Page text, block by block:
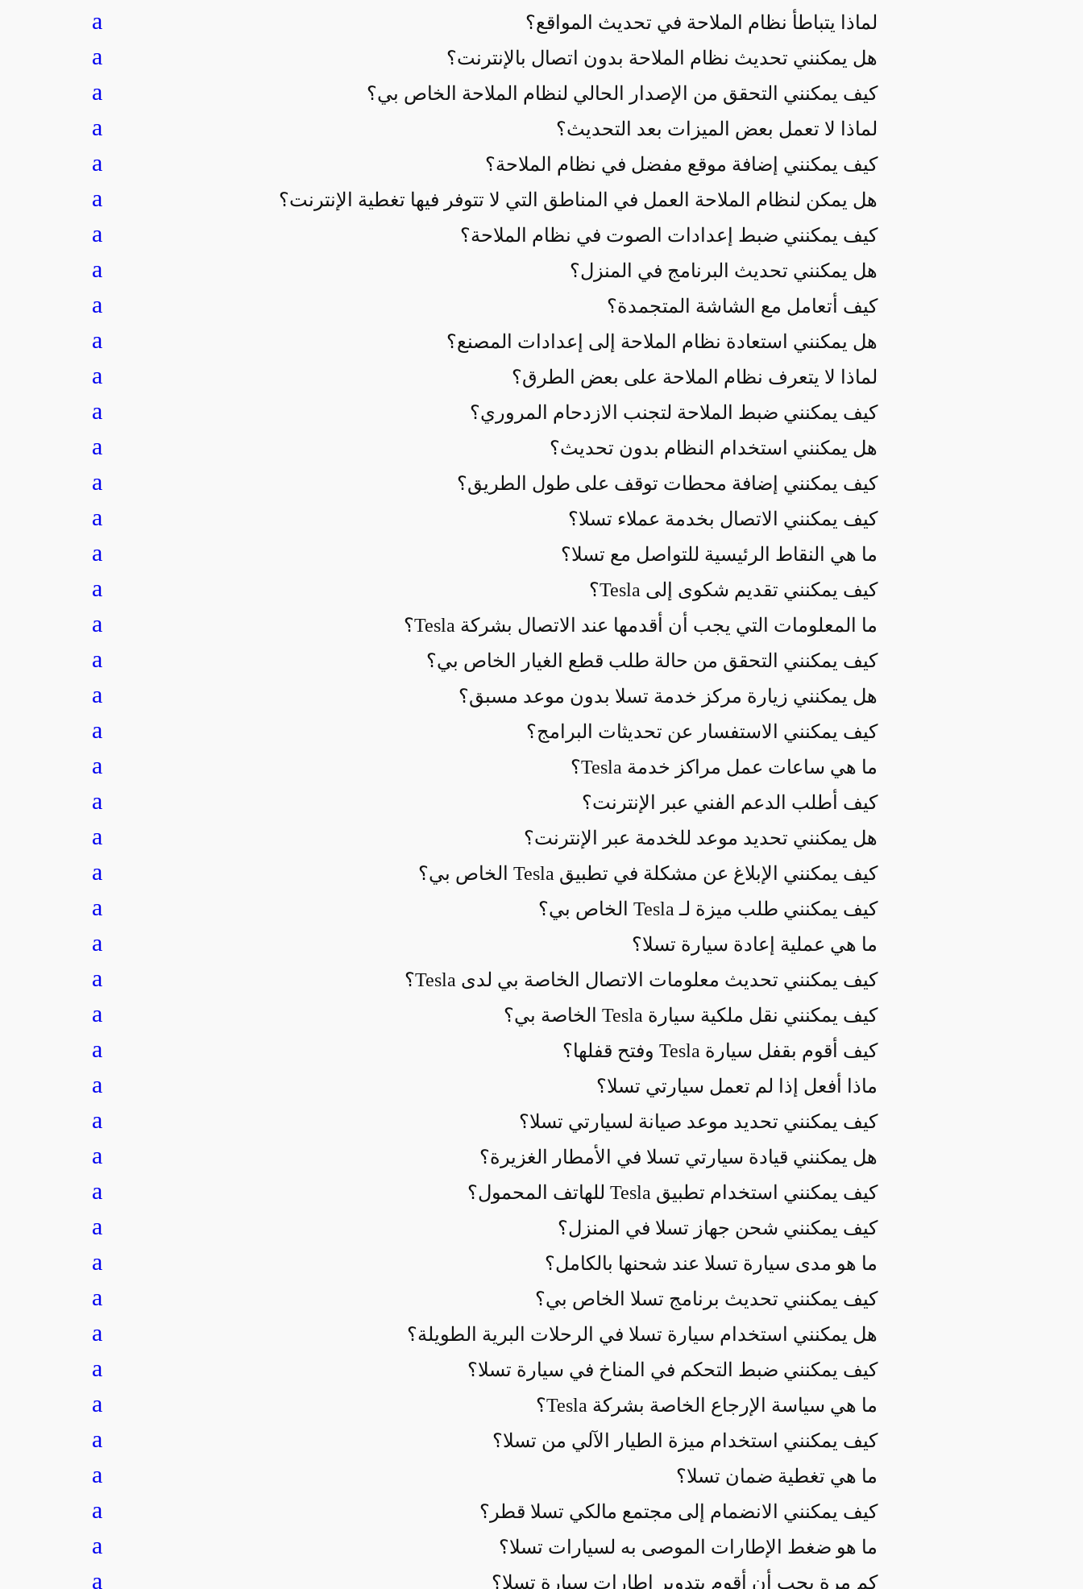
a لماذا يتباطأ نظام الملاحة في تحديث المواقع؟
a هل يمكنني تحديث نظام الملاحة بدون اتصال بالإنترنت؟
a كيف يمكنني التحقق من الإصدار الحالي لنظام الملاحة الخاص بي؟
a لماذا لا تعمل بعض الميزات بعد التحديث؟
a كيف يمكنني إضافة موقع مفضل في نظام الملاحة؟
a هل يمكن لنظام الملاحة العمل في المناطق التي لا تتوفر فيها تغطية الإنترنت؟
a كيف يمكنني ضبط إعدادات الصوت في نظام الملاحة؟
a هل يمكنني تحديث البرنامج في المنزل؟
a كيف أتعامل مع الشاشة المتجمدة؟
a هل يمكنني استعادة نظام الملاحة إلى إعدادات المصنع؟
a لماذا لا يتعرف نظام الملاحة على بعض الطرق؟
a كيف يمكنني ضبط الملاحة لتجنب الازدحام المروري؟
a هل يمكنني استخدام النظام بدون تحديث؟
a كيف يمكنني إضافة محطات توقف على طول الطريق؟
a كيف يمكنني الاتصال بخدمة عملاء تسلا؟
a ما هي النقاط الرئيسية للتواصل مع تسلا؟
a كيف يمكنني تقديم شكوى إلى Tesla؟
a ما المعلومات التي يجب أن أقدمها عند الاتصال بشركة Tesla؟
a كيف يمكنني التحقق من حالة طلب قطع الغيار الخاص بي؟
a هل يمكنني زيارة مركز خدمة تسلا بدون موعد مسبق؟
a كيف يمكنني الاستفسار عن تحديثات البرامج؟
a ما هي ساعات عمل مراكز خدمة Tesla؟
a كيف أطلب الدعم الفني عبر الإنترنت؟
a هل يمكنني تحديد موعد للخدمة عبر الإنترنت؟
a كيف يمكنني الإبلاغ عن مشكلة في تطبيق Tesla الخاص بي؟
a كيف يمكنني طلب ميزة لـ Tesla الخاص بي؟
a ما هي عملية إعادة سيارة تسلا؟
a كيف يمكنني تحديث معلومات الاتصال الخاصة بي لدى Tesla؟
a كيف يمكنني نقل ملكية سيارة Tesla الخاصة بي؟
a كيف أقوم بقفل سيارة Tesla وفتح قفلها؟
a ماذا أفعل إذا لم تعمل سيارتي تسلا؟
a كيف يمكنني تحديد موعد صيانة لسيارتي تسلا؟
a هل يمكنني قيادة سيارتي تسلا في الأمطار الغزيرة؟
a كيف يمكنني استخدام تطبيق Tesla للهاتف المحمول؟
a كيف يمكنني شحن جهاز تسلا في المنزل؟
a ما هو مدى سيارة تسلا عند شحنها بالكامل؟
a كيف يمكنني تحديث برنامج تسلا الخاص بي؟
a هل يمكنني استخدام سيارة تسلا في الرحلات البرية الطويلة؟
a كيف يمكنني ضبط التحكم في المناخ في سيارة تسلا؟
a ما هي سياسة الإرجاع الخاصة بشركة Tesla؟
a كيف يمكنني استخدام ميزة الطيار الآلي من تسلا؟
a ما هي تغطية ضمان تسلا؟
a كيف يمكنني الانضمام إلى مجتمع مالكي تسلا قطر؟
a ما هو ضغط الإطارات الموصى به لسيارات تسلا؟
a كم مرة يجب أن أقوم بتدوير إطارات سيارة تسلا؟